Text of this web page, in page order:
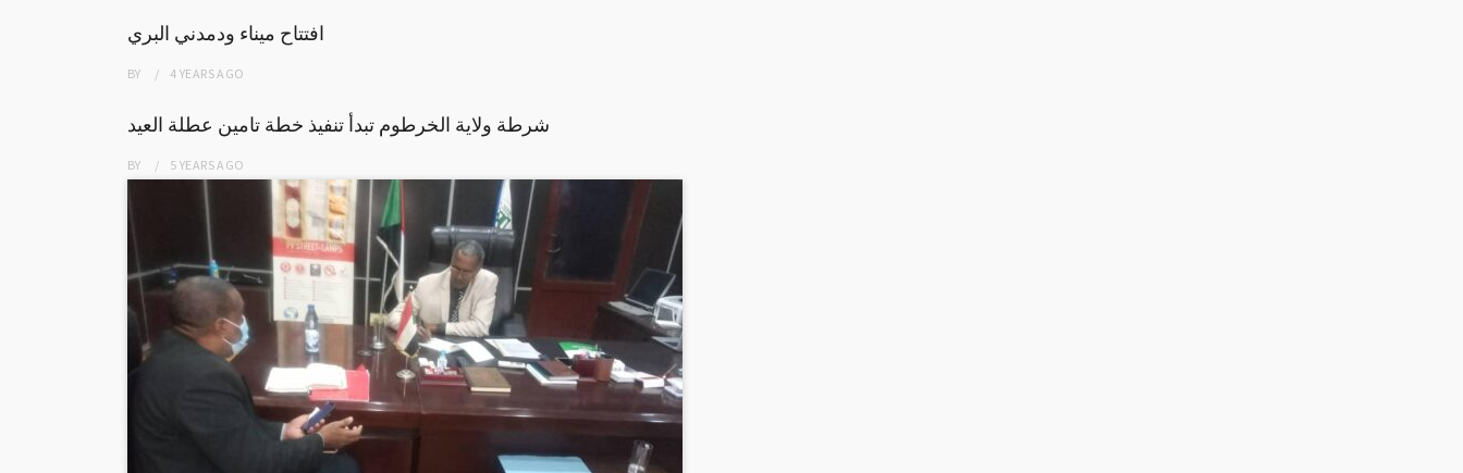
افتتاح ميناء ودمدني البري
BY 4 YEARSAGO
شرطة ولاية الخرطوم تبدأ تنفيذ خطة تامين عطلة العيد
BY 5 YEARSAGO